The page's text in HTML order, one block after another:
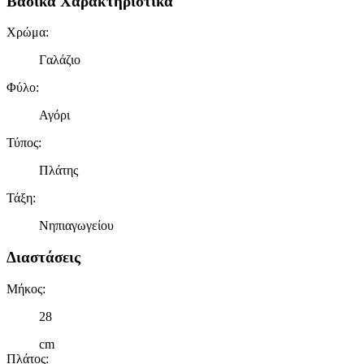
τοποθεσίας μας στους συνεργάτες μέσων κοινωνικής
δικτύωσης, διαφημίσεων και ανάλυσης.
Χρώμα:
Γαλάζιο
Φύλο:
Αγόρι
Τύπος:
Πλάτης
Τάξη:
Νηπιαγωγείου
Διαστάσεις
Μήκος:
28
cm
Πλάτος: